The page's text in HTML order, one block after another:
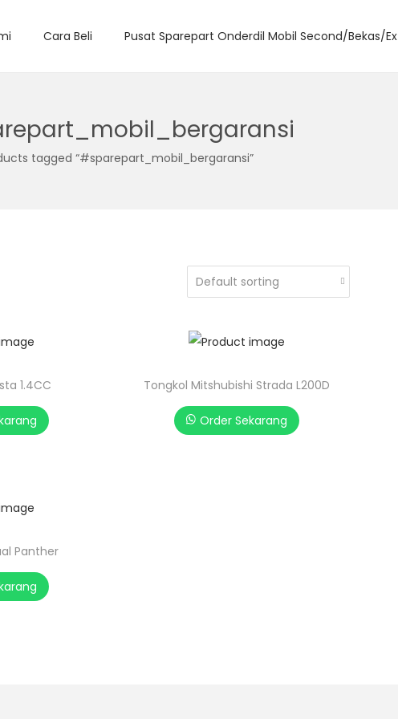
Cara Beli Pusat Sparepart Onderdil Mobil Second/Bekas/Ex
tagged “#sparepart_mobil_bergaransi”
1.4CC Tongkol Mitshubishi Strada L200D
Order Sekarang
Panther